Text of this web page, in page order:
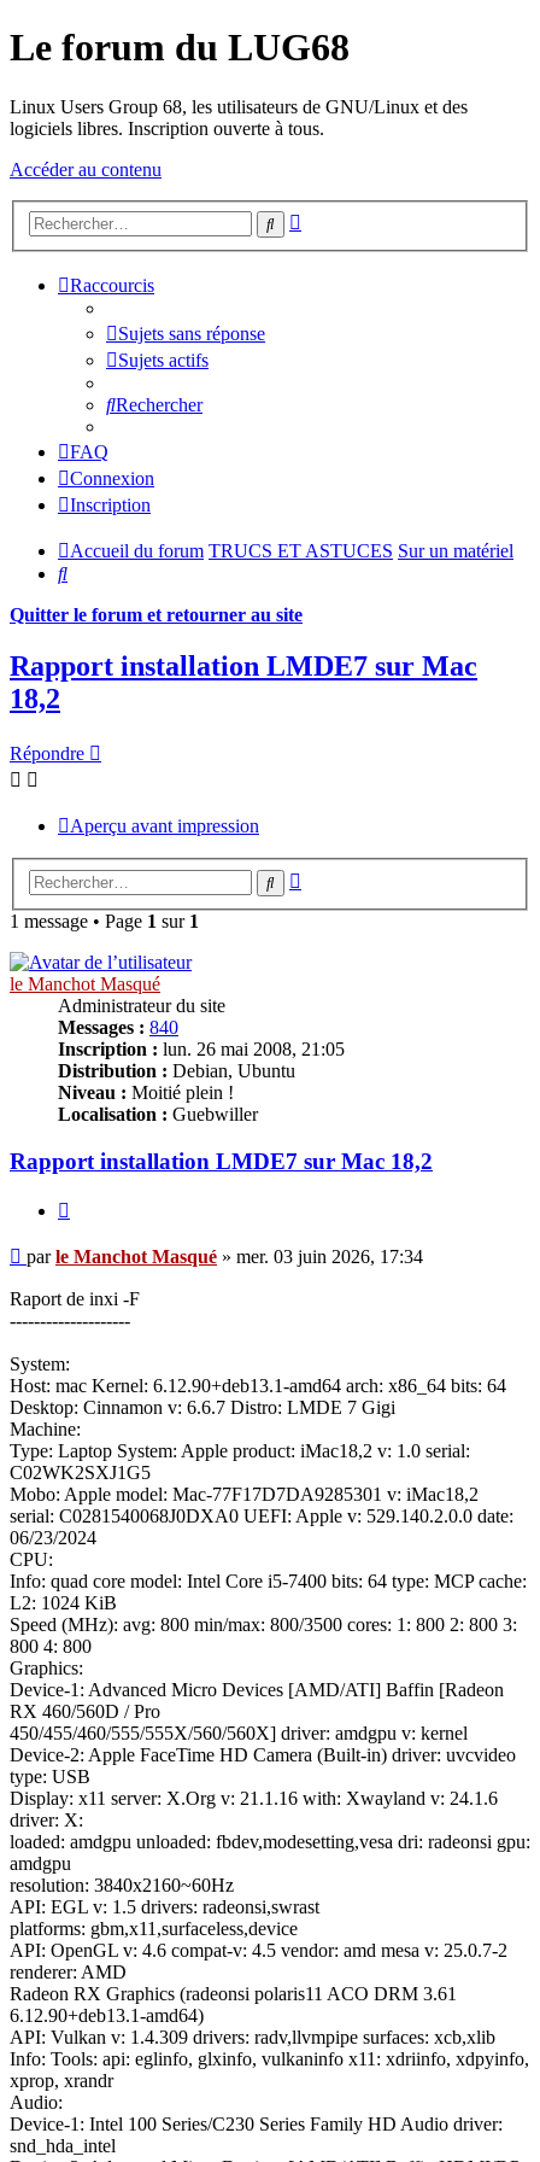
Le forum du LUG68
Linux Users Group 68, les utilisateurs de GNU/Linux et des
logiciels libres. Inscription ouverte à tous.
Accéder au contenu
Rechercher
Raccourcis
Sujets sans réponse
Sujets actifs
Rechercher
FAQ
Connexion
Inscription
Accueil du forum TRUCS ET ASTUCES Sur un matériel
Rechercher
Quitter le forum et retourner au site
Rapport installation LMDE7 sur Mac
18,2
Répondre
Aperçu avant impression
Rechercher
1 message • Page 1 sur 1
le Manchot Masqué
Administrateur du site
Messages : 840
Inscription : lun. 26 mai 2008, 21:05
Distribution : Debian, Ubuntu
Niveau : Moitié plein !
Localisation : Guebwiller
Rapport installation LMDE7 sur Mac 18,2
Message
parle Manchot Masqué » mer. 03 juin 2026, 17:34
Raport de inxi -F
--------------------
System:
Host: mac Kernel: 6.12.90+deb13.1-amd64 arch: x86_64 bits: 64
Desktop: Cinnamon v: 6.6.7 Distro: LMDE 7 Gigi
Machine:
Type: Laptop System: Apple product: iMac18,2 v: 1.0 serial:
C02WK2SXJ1G5
Mobo: Apple model: Mac-77F17D7DA9285301 v: iMac18,2
serial: C0281540068J0DXA0 UEFI: Apple v: 529.140.2.0.0 date:
06/23/2024
CPU:
Info: quad core model: Intel Core i5-7400 bits: 64 type: MCP cache:
L2: 1024 KiB
Speed (MHz): avg: 800 min/max: 800/3500 cores: 1: 800 2: 800 3:
800 4: 800
Graphics:
Device-1: Advanced Micro Devices [AMD/ATI] Baffin [Radeon
RX 460/560D / Pro
450/455/460/555/555X/560/560X] driver: amdgpu v: kernel
Device-2: Apple FaceTime HD Camera (Built-in) driver: uvcvideo
type: USB
Display: x11 server: X.Org v: 21.1.16 with: Xwayland v: 24.1.6
driver: X:
loaded: amdgpu unloaded: fbdev,modesetting,vesa dri: radeonsi gpu:
amdgpu
resolution: 3840x2160~60Hz
API: EGL v: 1.5 drivers: radeonsi,swrast
platforms: gbm,x11,surfaceless,device
API: OpenGL v: 4.6 compat-v: 4.5 vendor: amd mesa v: 25.0.7-2
renderer: AMD
Radeon RX Graphics (radeonsi polaris11 ACO DRM 3.61
6.12.90+deb13.1-amd64)
API: Vulkan v: 1.4.309 drivers: radv,llvmpipe surfaces: xcb,xlib
Info: Tools: api: eglinfo, glxinfo, vulkaninfo x11: xdriinfo, xdpyinfo,
xprop, xrandr
Audio:
Device-1: Intel 100 Series/C230 Series Family HD Audio driver:
snd_hda_intel